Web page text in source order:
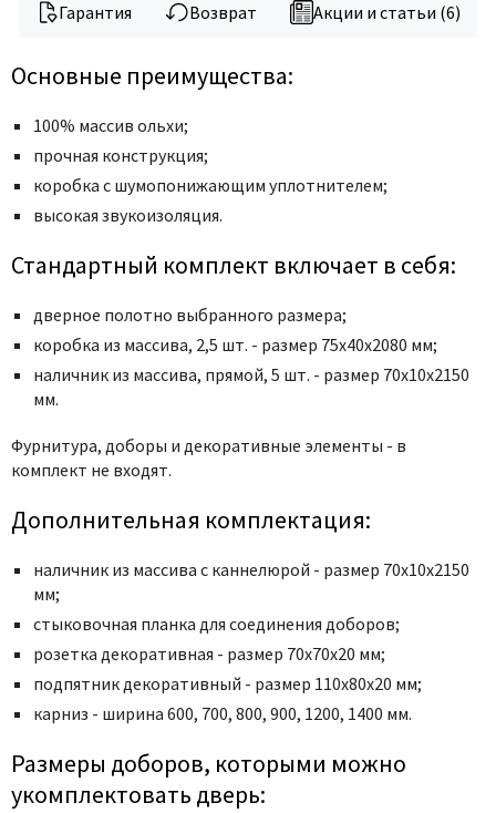
Milyana
Ofram
Optima Porte
Oro - Oro
Philips
Porta Di Parma
Porte Vista
Poseidon
Profil Doors
Profilo Porte
Regidoors
Torex
Uberture
Valcomp
Venezia Unique
Verum
Viporte
Zadoor
Гарантия Возврат Акции и статьи (6)
Основные преимущества:
100% массив ольхи;
прочная конструкция;
коробка с шумопонижающим уплотнителем;
высокая звукоизоляция.
Стандартный комплект включает в себя:
дверное полотно выбранного размера;
коробка из массива, 2,5 шт. - размер 75x40x2080 мм;
наличник из массива, прямой, 5 шт. - размер 70x10x2150
мм.
Фурнитура, доборы и декоративные элементы - в
комплект не входят.
Дополнительная комплектация:
наличник из массива с каннелюрой - размер 70х10х2150
мм;
стыковочная планка для соединения доборов;
розетка декоративная - размер 70х70х20 мм;
подпятник декоративный - размер 110х80х20 мм;
карниз - ширина 600, 700, 800, 900, 1200, 1400 мм.
Размеры доборов, которыми можно
укомплектовать дверь: